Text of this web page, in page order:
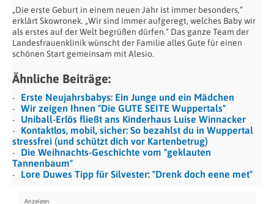
„Die erste Geburt in einem neuen Jahr ist immer besonders,“
erklärt Skowronek. „Wir sind immer aufgeregt, welches Baby wir
als erstes auf der Welt begrüßen dürfen.“ Das ganze Team der
Landesfrauenklinik wünscht der Familie alles Gute für einen
schönen Start gemeinsam mit Alesio.
Ähnliche Beiträge:
Erste Neujahrsbabys: Ein Junge und ein Mädchen
Wir zeigen Ihnen "Die GUTE SEITE Wuppertals"
Uniball-Erlös fließt ans Kinderhaus Luise Winnacker
Kontaktlos, mobil, sicher: So bezahlst du in Wuppertal
stressfrei (und schützt dich vor Kartenbetrug)
Die Weihnachts-Geschichte vom "geklauten
Tannenbaum"
Lore Duwes Tipp für Silvester: "Drenk doch eene met"